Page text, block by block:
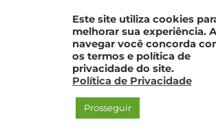
Este site utiliza cookies
melhorar sua experiência.
navegar você concorda
os termos e política de
privacidade do site.
Política de Privacidade
Prosseguir